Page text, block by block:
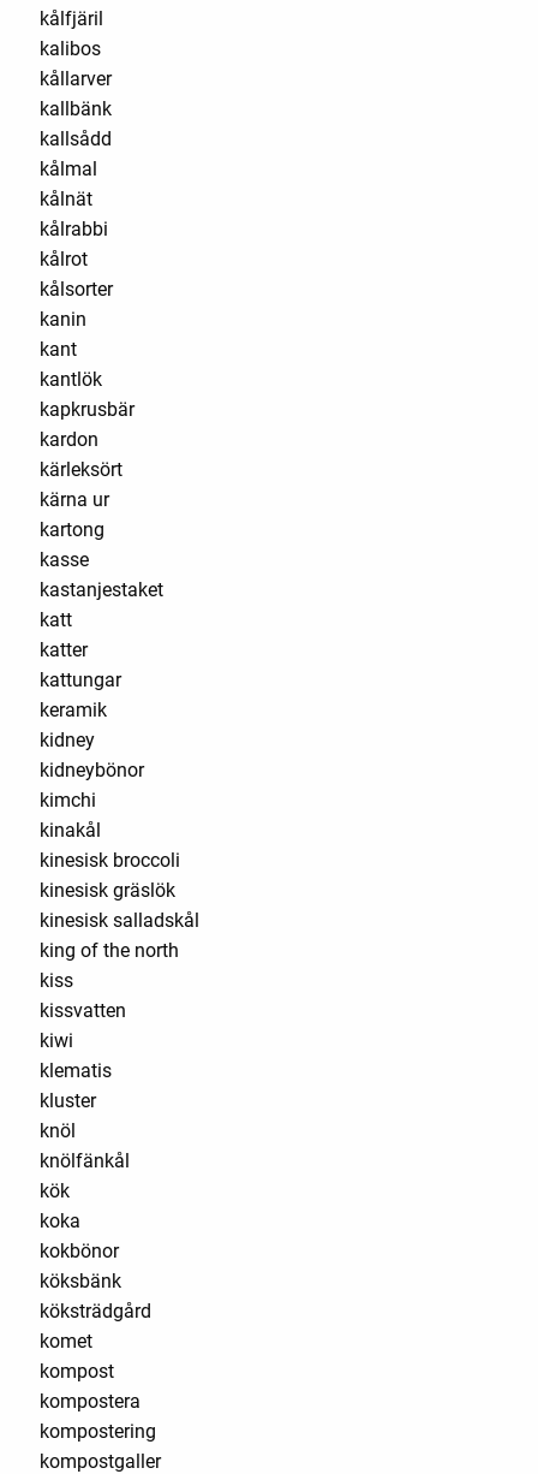
kålfjäril
kalibos
kållarver
kallbänk
kallsådd
kålmal
kålnät
kålrabbi
kålrot
kålsorter
kanin
kant
kantlök
kapkrusbär
kardon
kärleksört
kärna ur
kartong
kasse
kastanjestaket
katt
katter
kattungar
keramik
kidney
kidneybönor
kimchi
kinakål
kinesisk broccoli
kinesisk gräslök
kinesisk salladskål
king of the north
kiss
kissvatten
kiwi
klematis
kluster
knöl
knölfänkål
kök
koka
kokbönor
köksbänk
köksträdgård
komet
kompost
kompostera
kompostering
kompostgaller